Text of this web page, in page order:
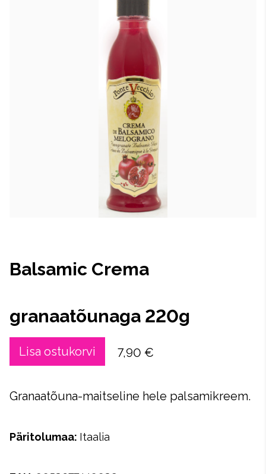
Balsamic Crema
granaatõunaga 220g
Lisa ostukorvi 7,90 €
Granaatõuna-maitseline hele palsamikreem.
Päritolumaa: Itaalia